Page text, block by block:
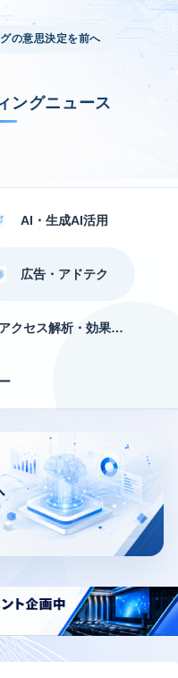
の意思決定を前へ
ングニュース
AI・生成AI活用
広告・アドテク
アクセス解析・効果測定